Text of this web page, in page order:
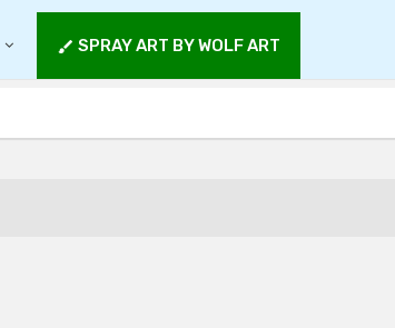
brush SPRAY ART BY WOLF ART